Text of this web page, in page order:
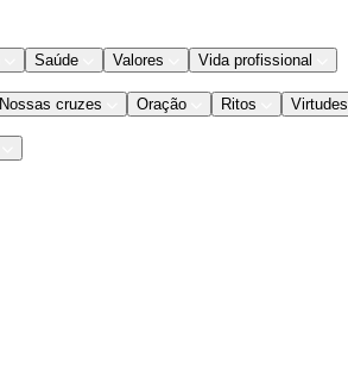
Saúde Valores Vida profissional
Nossas cruzes Oração Ritos Virtudes